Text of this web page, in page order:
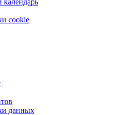
cookie
данных